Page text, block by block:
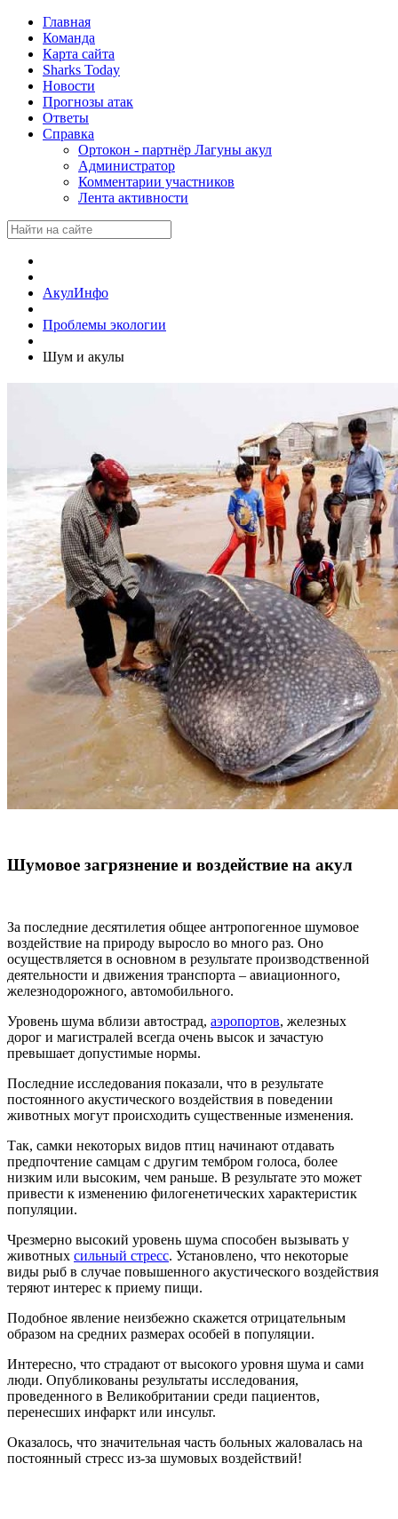
Главная
Команда
Карта сайта
Sharks Today
Новости
Прогнозы атак
Ответы
Справка
Ортокон - партнёр Лагуны акул
Администратор
Комментарии участников
Лента активности
АкулИнфо
Проблемы экологии
Шум и акулы
Шумовое загрязнение и воздействие на акул
За последние десятилетия общее антропогенное шумовое
воздействие на природу выросло во много раз. Оно
осуществляется в основном в результате производственной
деятельности и движения транспорта – авиационного,
железнодорожного, автомобильного.
Уровень шума вблизи автострад, аэропортов, железных
дорог и магистралей всегда очень высок и зачастую
превышает допустимые нормы.
Последние исследования показали, что в результате
постоянного акустического воздействия в поведении
животных могут происходить существенные изменения.
Так, самки некоторых видов птиц начинают отдавать
предпочтение самцам с другим тембром голоса, более
низким или высоким, чем раньше. В результате это может
привести к изменению филогенетических характеристик
популяции.
Чрезмерно высокий уровень шума способен вызывать у
животных сильный стресс. Установлено, что некоторые
виды рыб в случае повышенного акустического воздействия
теряют интерес к приему пищи.
Подобное явление неизбежно скажется отрицательным
образом на средних размерах особей в популяции.
Интересно, что страдают от высокого уровня шума и сами
люди. Опубликованы результаты исследования,
проведенного в Великобритании среди пациентов,
перенесших инфаркт или инсульт.
Оказалось, что значительная часть больных жаловалась на
постоянный стресс из-за шумовых воздействий!